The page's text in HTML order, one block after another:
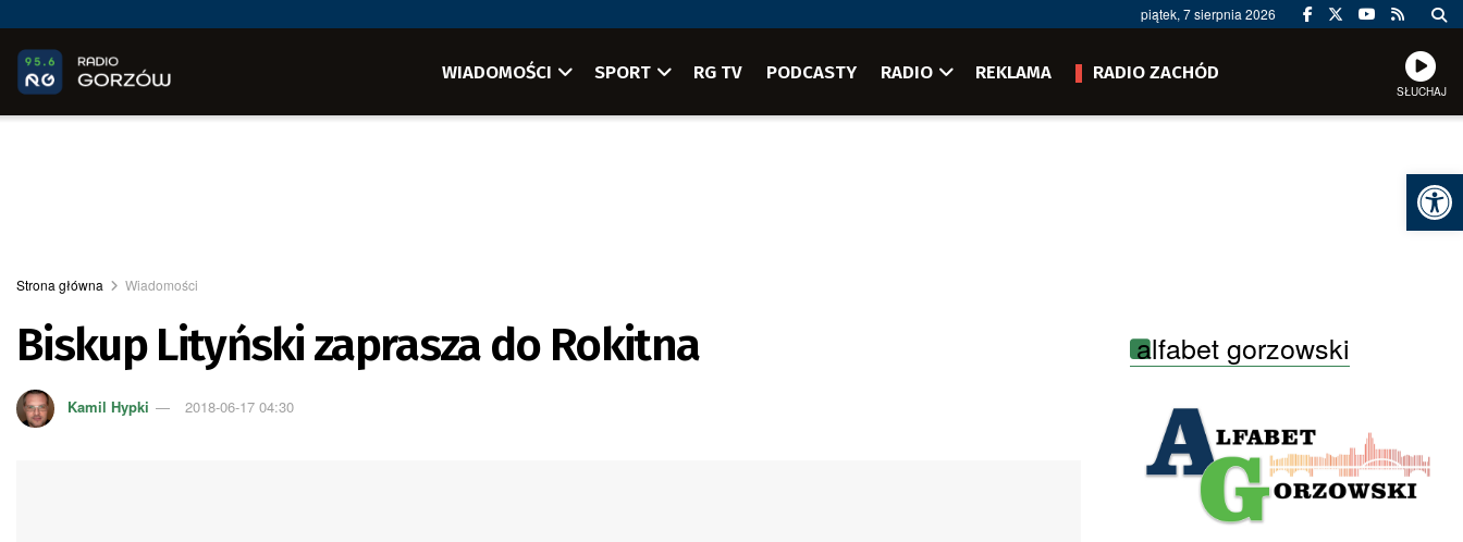
piątek, 7 sierpnia 2026
WIADOMOŚCI SPORT RG TV PODCASTY RADIO REKLAMA RADIO ZACHÓD
SŁUCHAJ
Strona główna Wiadomości
Biskup Lityński zaprasza do Rokitna
Kamil Hypki 2018-06-17 04:30
alfabet gorzowski